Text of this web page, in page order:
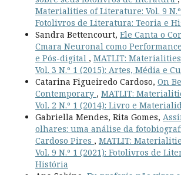
Materialities of Literature: Vol. 9 N.º
Fotolivros de Literatura: Teoria e
Sandra Bettencourt, Ele Canta o
Cmara Neuronal como
e Pós-digital , MATLIT:
Vol. 3 N.º 1 (2015): Artes, Média e
Catarina Figueiredo Cardoso, On
Contemporary , MATLIT:
Vol. 2 N.º 1 (2014): Livro e
Gabriella Mendes, Rita Gomes,
olhares: uma análise da
Cardoso Pires , MATLIT:
Vol. 9 N.º 1 (2021): Fotolivros de
História